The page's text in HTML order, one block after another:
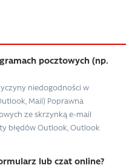
pocztowych (np.
niedogodności w
Mail) Poprawna
ze skrzynką e-mail
błędów Outlook, Outlook
lub czat online?